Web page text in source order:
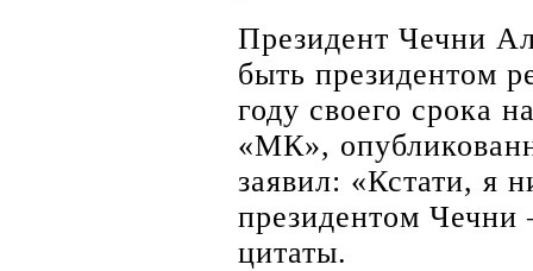
Президент Чечни
быть президентом
году своего срока
«МК»,
заявил: «Кстати, я
президентом
цитаты.